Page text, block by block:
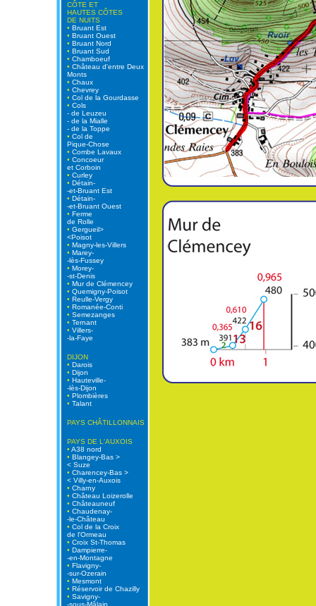
CÔTE ET
HAUTES CÔTES
DE NUITS
• Bruant Est
• Bruant Ouest
• Bruant Nord
• Bruant Sud
• Chamboeuf
• Château d'entre Deux
Monts
• Chaux
• Chevrey
• Col de la Gourdasse
• Cols
- de Leuzeu
- de la Mialle
- de la Toppe
• Col de
Pique-Chose
• Combe Lavaux
• Concoeur
et Corboin
• Curley
• Détain-
-et-Bruant Est
• Détain-
-et-Bruant Ouest
• Ferme
de Rolle
• Gergueil>
<Poisot
• Magny-les-Villers
• Marey-
-lès-Fussey
• Morey-
-st-Denis
• Mur de Clémencey
• Quemigny-Poisot
• Reulle-Vergy
• Romanée-Conti
• Semezanges
• Ternant
• Villers-
-la-Faye
DIJON
• Darois
• Dijon
• Hauteville-
-lès-Dijon
• Plombières
• Talant
PAYS CHÂTILLONNAIS
PAYS DE L'AUXOIS
• A38 nord
• Blangey-Bas >
< Suze
• Charencey-Bas >
< Villy-en-Auxois
• Charny
• Château Loizerolle
• Châteauneuf
• Chaudenay-
-le-Château
• Col de la Croix
de l'Ormeau
• Croix St-Thomas
• Dampierre-
-en-Montagne
• Flavigny-
-sur-Ozerain
• Mesmont
• Réservoir de Chazilly
• Savigny-
-sous-Mâlain